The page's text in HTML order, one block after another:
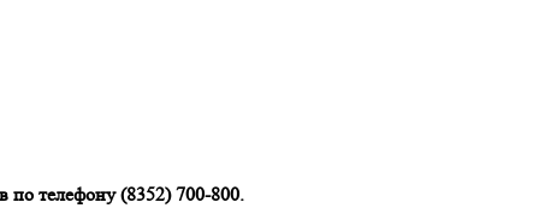
по телефону (8352) 700-800.